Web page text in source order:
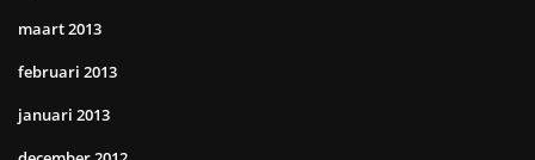
maart 2013
februari 2013
januari 2013